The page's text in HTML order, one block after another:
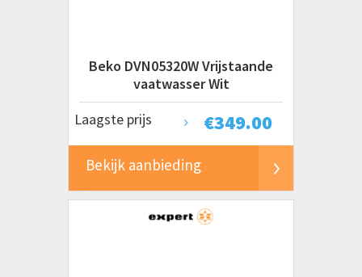
Siemens
Smeg
Whirlpool
Prijs
€ 0 tot € 500
€ 500 tot € 1000+
Beko DVN05320W Vrijstaande
vaatwasser Wit
€349.00
Laagste prijs
Bekijk aanbieding